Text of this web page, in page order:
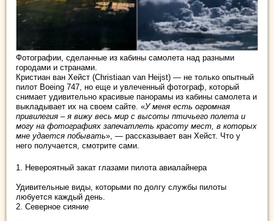
Фотографии, сделанные из кабины самолета над разными
городами и странами.
Кристиан ван Хейст (Christiaan van Heijst) — не только опытный
пилот Boeing 747, но еще и увлеченный фотограф, который
снимает удивительно красивые панорамы из кабины самолета и
выкладывает их на своем сайте. «Уменя есть огромная
привилегия – я вижу весь мир с высоты птичьего полета и
могу на фотографиях запечатлеть красоту мест, в которых
мне удается побывать», — рассказывает ван Хейст. Что у
него получается, смотрите сами.
1. Невероятный закат глазами пилота авиалайнера
Удивительные виды, которыми по долгу службы пилоты
любуется каждый день.
2. Северное сияние